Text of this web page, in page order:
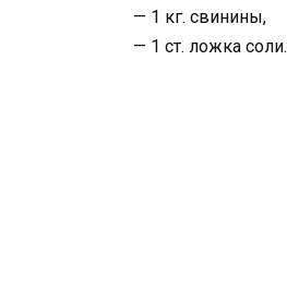
— 1 кг. свинины,
— 1 ст. ложка соли.